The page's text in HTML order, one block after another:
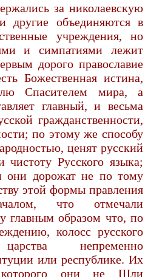
за николаевскую
другие объединяются в
учреждения, но
и симпатиями лежит
дорого православие
Божественная истина,
Спасителем мира, а
главный, и весьма
гражданственности,
по этому же способу
ценят русский
Русского языка;
они дорожат не по тому
этой формы правления
что отмечали
главным образом что, по
колосс русского
непременно
или республике. Их
они не Шли